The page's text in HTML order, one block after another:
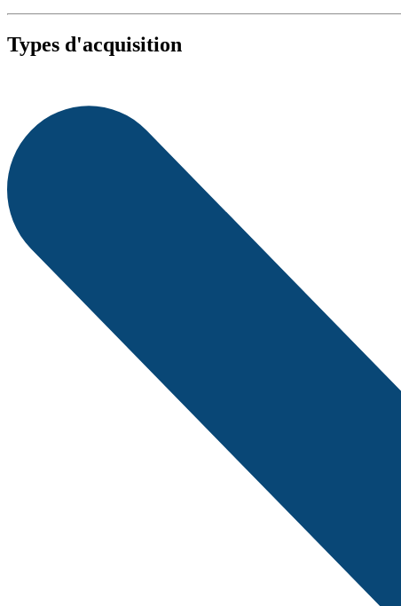
Types d'acquisition